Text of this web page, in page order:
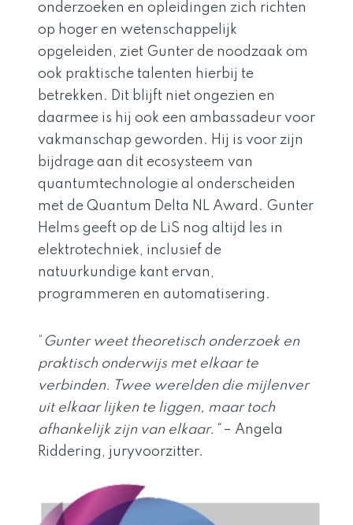
onderzoeken en opleidingen zich richten
op hoger en wetenschappelijk
opgeleiden, ziet Gunter de noodzaak om
ook praktische talenten hierbij te
betrekken. Dit blijft niet ongezien en
daarmee is hij ook een ambassadeur voor
vakmanschap geworden. Hij is voor zijn
bijdrage aan dit ecosysteem van
quantumtechnologie al onderscheiden
met de Quantum Delta NL Award. Gunter
Helms geeft op de LiS nog altijd les in
elektrotechniek, inclusief de
natuurkundige kant ervan,
programmeren en automatisering.
“ Gunter weet theoretisch onderzoek en
praktisch onderwijs met elkaar te
verbinden. Twee werelden die mijlenver
uit elkaar lijken te liggen, maar toch
afhankelijk zijn van elkaar.” – Angela
Riddering, juryvoorzitter.